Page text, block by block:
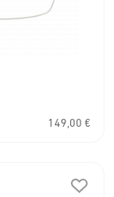
149,00 €